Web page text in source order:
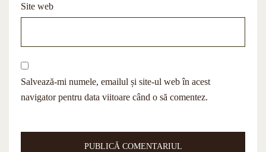
Site web
Salvează-mi numele, emailul și site-ul web în acest
navigator pentru data viitoare când o să comentez.